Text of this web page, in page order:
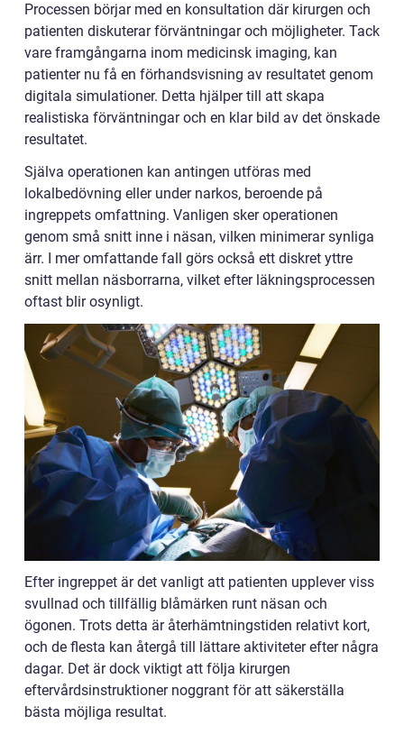
Processen börjar med en konsultation där kirurgen och
patienten diskuterar förväntningar och möjligheter. Tack
vare framgångarna inom medicinsk imaging, kan
patienter nu få en förhandsvisning av resultatet genom
digitala simulationer. Detta hjälper till att skapa
realistiska förväntningar och en klar bild av det önskade
resultatet.
Själva operationen kan antingen utföras med
lokalbedövning eller under narkos, beroende på
ingreppets omfattning. Vanligen sker operationen
genom små snitt inne i näsan, vilken minimerar synliga
ärr. I mer omfattande fall görs också ett diskret yttre
snitt mellan näsborrarna, vilket efter läkningsprocessen
oftast blir osynligt.
Efter ingreppet är det vanligt att patienten upplever viss
svullnad och tillfällig blåmärken runt näsan och
ögonen. Trots detta är återhämtningstiden relativt kort,
och de flesta kan återgå till lättare aktiviteter efter några
dagar. Det är dock viktigt att följa kirurgen
eftervårdsinstruktioner noggrant för att säkerställa
bästa möjliga resultat.